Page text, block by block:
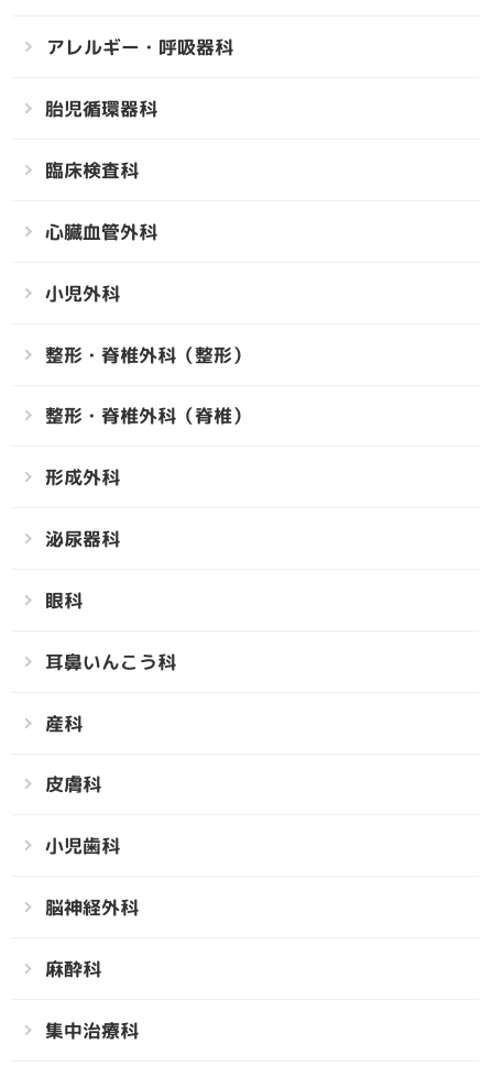
アレルギー・呼吸器科
胎児循環器科
臨床検査科
心臓血管外科
小児外科
整形・脊椎外科（整形）
整形・脊椎外科（脊椎）
形成外科
泌尿器科
眼科
耳鼻いんこう科
産科
皮膚科
小児歯科
脳神経外科
麻酔科
集中治療科